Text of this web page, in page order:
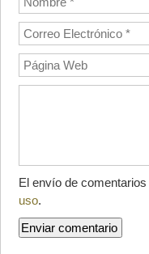
El envío de
uso.